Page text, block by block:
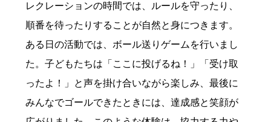
レクレーションの時間では、ルールを守ったり、
順番を待ったりすることが自然と身につきます。
ある日の活動では、ボール送りゲームを行いまし
た。子どもたちは「ここに投げるね！」「受け取
ったよ！」と声を掛け合いながら楽しみ、最後に
みんなでゴールできたときには、達成感と笑顔が